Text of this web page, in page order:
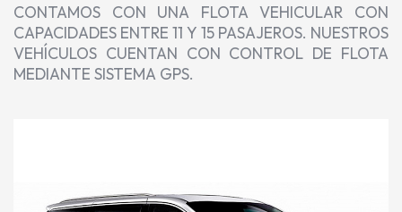
CONTAMOS CON UNA FLOTA VEHICULAR CON
CAPACIDADES ENTRE 11 Y 15 PASAJEROS. NUESTROS
VEHÍCULOS CUENTAN CON CONTROL DE FLOTA
MEDIANTE SISTEMA GPS.